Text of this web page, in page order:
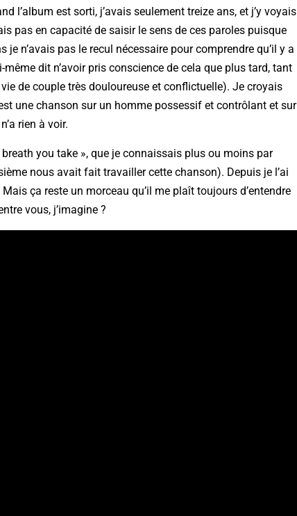
l’album est sorti, j’avais seulement treize ans, et j’y voyais
pas en capacité de saisir le sens de ces paroles puisque
n’avais pas le recul nécessaire pour comprendre qu’il y a
dit n’avoir pris conscience de cela que plus tard, tant
de couple très douloureuse et conflictuelle). Je croyais
une chanson sur un homme possessif et contrôlant et sur
rien à voir.
you take », que je connaissais plus ou moins par
nous avait fait travailler cette chanson). Depuis je l’ai
ça reste un morceau qu’il me plaît toujours d’entendre
vous, j’imagine ?